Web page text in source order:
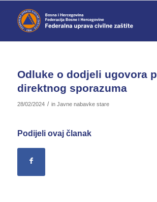
Odluke o dodjeli ugovora
direktnog sporazuma
28/02/2024 / in Javne nabavke stare
Podijeli ovaj članak